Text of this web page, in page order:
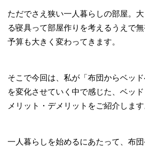
ただでさえ狭い一人暮らしの部屋。
る寝具って部屋作りを考えるうえで無
予算も大きく変わってきます。
そこで今回は、私が「布団からベッ
を変化させていく中で感じた、ベッ
メリット・デメリットをご紹介します
一人暮らしを始めるにあたって、布